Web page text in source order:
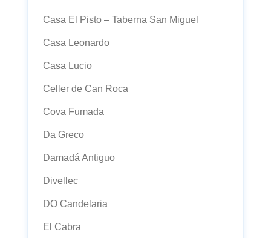
Casa El Pisto – Taberna San Miguel
Casa Leonardo
Casa Lucio
Celler de Can Roca
Cova Fumada
Da Greco
Damadá Antiguo
Divellec
DO Candelaria
El Cabra